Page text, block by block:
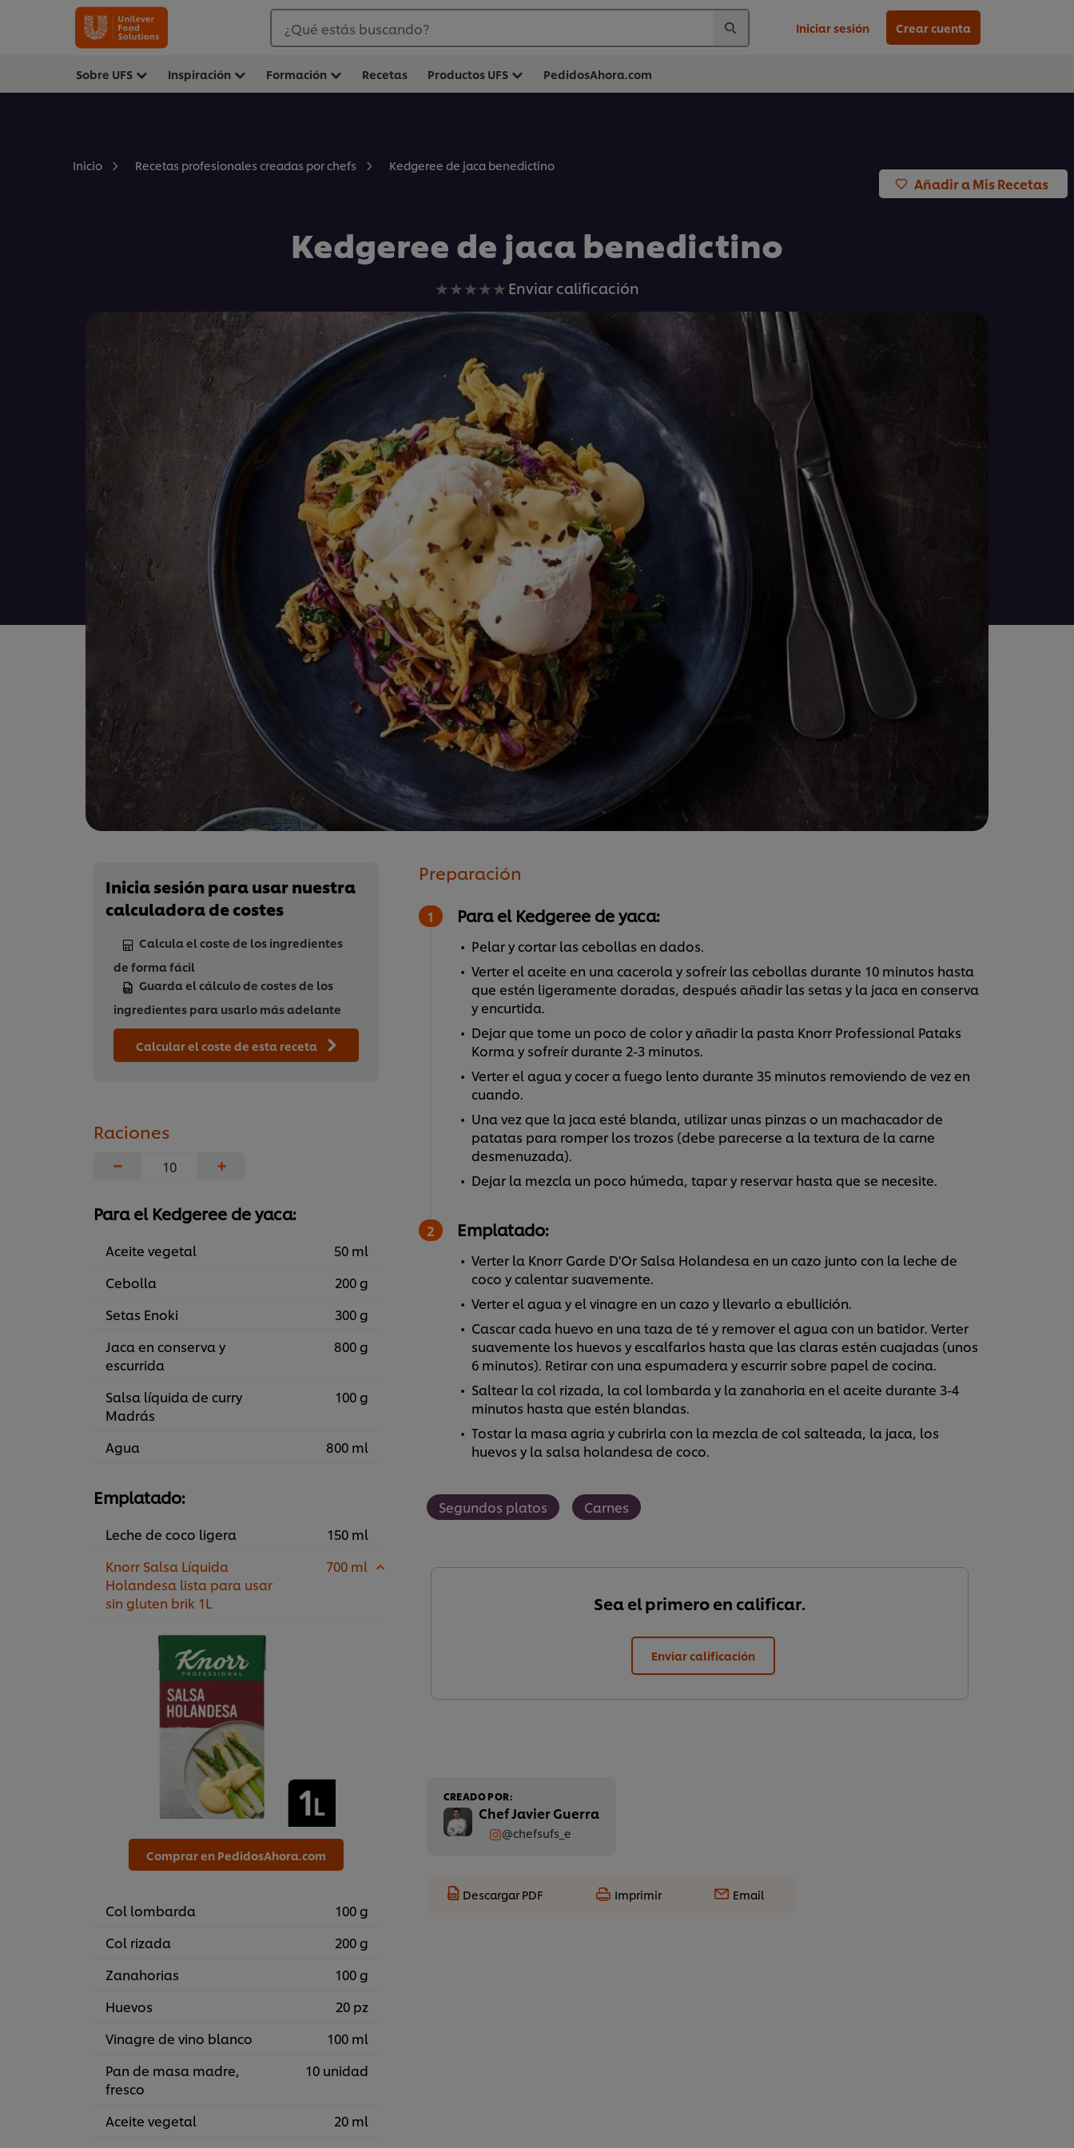
¿Qué estás buscando? Iniciar sesión Crear cuenta
Sobre UFS Inspiración Formación Recetas Productos UFS PedidosAhora.com
Inicio Recetas profesionales creadas por chefs Kedgeree de jaca benedictino
Añadir a Mis Recetas
Kedgeree de jaca benedictino
No
han
enviado
calificaciones
para
este
recipe
Enviar calificación
Inicia sesión para usar nuestra
calculadora de costes
Calcula el coste de los ingredientes
de forma fácil
Guarda el cálculo de costes de los
ingredientes para usarlo más adelante
Calcular el coste de esta receta
Raciones
−
+
Para el Kedgeree de yaca:
Aceite vegetal
50 ml
Cebolla
200 g
Setas Enoki
300 g
Jaca en conserva y
escurrida
800 g
Salsa líquida de curry
Madrás
100 g
Agua 800 ml
Emplatado:
Leche de coco ligera
150 ml
Knorr Salsa Líquida
Holandesa lista para usar
sin gluten brik 1L
700 ml
Comprar en PedidosAhora.com
Col lombarda
100 g
Col rizada
200 g
Zanahorias
100 g
Huevos
20 pz
Vinagre de vino blanco
100 ml
Pan de masa madre,
fresco
10 unidad
Aceite vegetal
20 ml
Preparación
Para el Kedgeree de yaca:
Pelar y cortar las cebollas en dados.
Verter el aceite en una cacerola y sofreír las cebollas durante 10 minutos hasta
que estén ligeramente doradas, después añadir las setas y la jaca en conserva
y encurtida.
Dejar que tome un poco de color y añadir la pasta Knorr Professional Pataks
Korma y sofreír durante 2-3 minutos.
Verter el agua y cocer a fuego lento durante 35 minutos removiendo de vez en
cuando.
Una vez que la jaca esté blanda, utilizar unas pinzas o un machacador de
patatas para romper los trozos (debe parecerse a la textura de la carne
desmenuzada).
Dejar la mezcla un poco húmeda, tapar y reservar hasta que se necesite.
Emplatado:
Verter la Knorr Garde D'Or Salsa Holandesa en un cazo junto con la leche de
coco y calentar suavemente.
Verter el agua y el vinagre en un cazo y llevarlo a ebullición.
Cascar cada huevo en una taza de té y remover el agua con un batidor. Verter
suavemente los huevos y escalfarlos hasta que las claras estén cuajadas (unos
6 minutos). Retirar con una espumadera y escurrir sobre papel de cocina.
Saltear la col rizada, la col lombarda y la zanahoria en el aceite durante 3-4
minutos hasta que estén blandas.
Tostar la masa agria y cubrirla con la mezcla de col salteada, la jaca, los
huevos y la salsa holandesa de coco.
Segundos platos Carnes
Sea el primero en calificar.
Enviar calificación
CREADO POR:
Chef Javier Guerra
@chefsufs_e
Descargar PDF Imprimir Email